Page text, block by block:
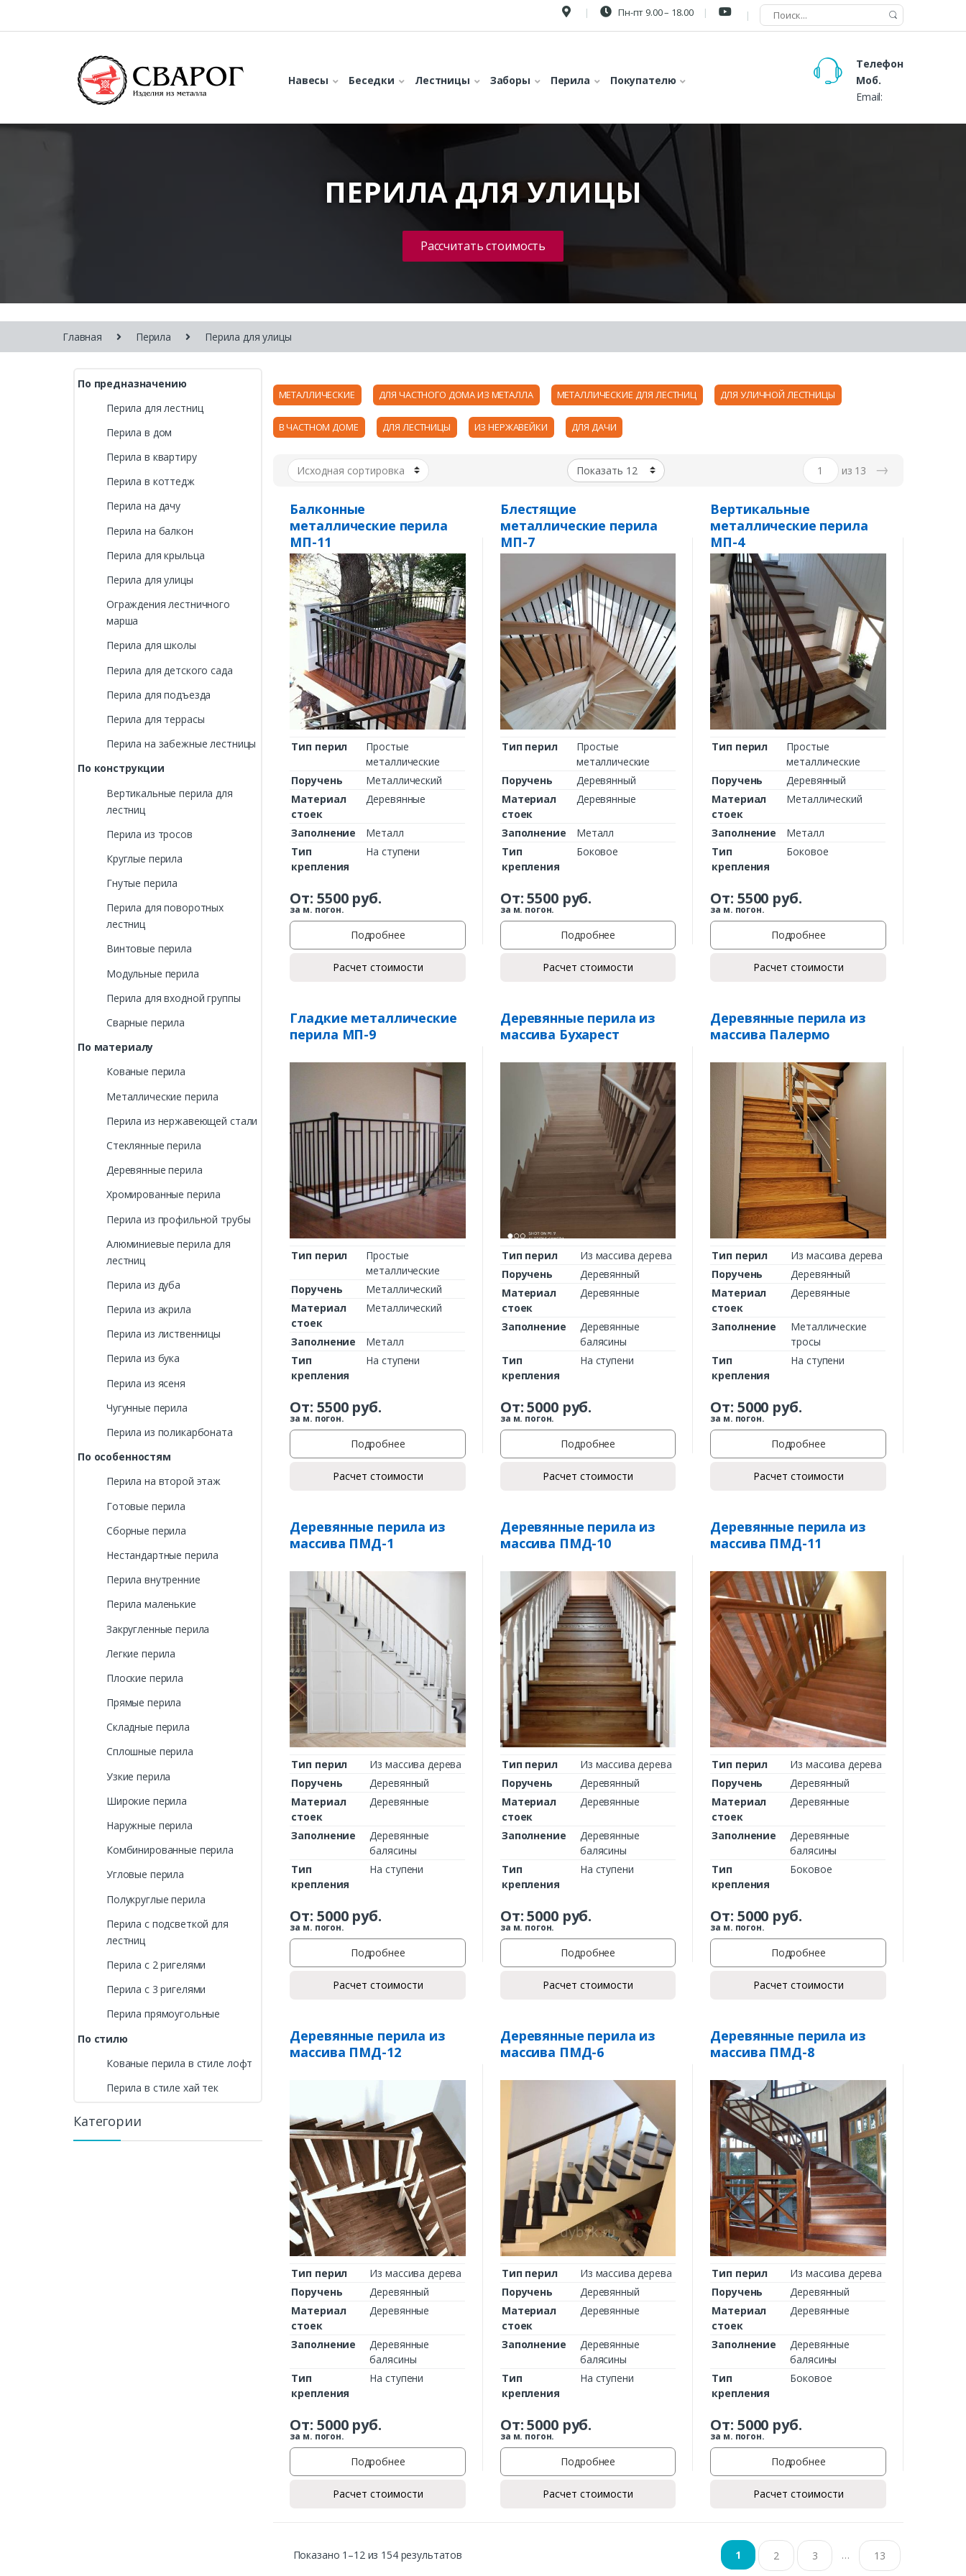
Заказать
Ваше имя*
Ваш телефон*
Комментарий к заказу
Пн-пт 9.00 – 18.00
Навесы Беседки Лестницы Заборы Перила Покупателю
Телефон
Моб.
Email:
ПЕРИЛА ДЛЯ УЛИЦЫ
Рассчитать стоимость
Главная Перила Перила для улицы
МЕТАЛЛИЧЕСКИЕ ДЛЯ ЧАСТНОГО ДОМА ИЗ МЕТАЛЛА МЕТАЛЛИЧЕСКИЕ ДЛЯ ЛЕСТНИЦ ДЛЯ УЛИЧНОЙ ЛЕСТНИЦЫ
В ЧАСТНОМ ДОМЕ ДЛЯ ЛЕСТНИЦЫ ИЗ НЕРЖАВЕЙКИ ДЛЯ ДАЧИ
из 13 →
Балконные
металлические перила
МП-11
Тип перил
Простые
металлические
Поручень
Металлический
Материал
стоек
Деревянные
Заполнение
Металл
Тип
крепления
На ступени
От: 5500руб.
за м. погон.
Подробнее
Расчет стоимости
Блестящие
металлические перила
МП-7
Тип перил
Простые
металлические
Поручень
Деревянный
Материал
стоек
Деревянные
Заполнение
Металл
Тип
крепления
Боковое
От:5500руб.
за м. погон.
Подробнее
Расчет стоимости
Вертикальные
металлические перила
МП-4
Тип перил
Простые
металлические
Поручень
Деревянный
Материал
стоек
Металлический
Заполнение
Металл
Тип
крепления
Боковое
От: 5500 руб.
за м. погон.
Подробнее
Расчет стоимости
Гладкие металлические
перила МП-9
Тип перил
Простые
металлические
Поручень
Металлический
Материал
стоек
Металлический
Заполнение
Металл
Тип
крепления
На ступени
От: 5500руб.
за м. погон.
Подробнее
Расчет стоимости
Деревянные перила из
массива Бухарест
Тип перил
Из массива дерева
Поручень
Деревянный
Материал
стоек
Деревянные
Заполнение
Деревянные
балясины
Тип
крепления
На ступени
От:5000руб.
за м. погон.
Подробнее
Расчет стоимости
Деревянные перила из
массива Палермо
Тип перил
Из массива дерева
Поручень
Деревянный
Материал
стоек
Деревянные
Заполнение
Металлические
тросы
Тип
крепления
На ступени
От: 5000 руб.
за м. погон.
Подробнее
Расчет стоимости
Деревянные перила из
массива ПМД-1
Тип перил
Из массива дерева
Поручень
Деревянный
Материал
стоек
Деревянные
Заполнение
Деревянные
балясины
Тип
крепления
На ступени
От: 5000руб.
за м. погон.
Подробнее
Расчет стоимости
Деревянные перила из
массива ПМД-10
Тип перил
Из массива дерева
Поручень
Деревянный
Материал
стоек
Деревянные
Заполнение
Деревянные
балясины
Тип
крепления
На ступени
От:5000руб.
за м. погон.
Подробнее
Расчет стоимости
Деревянные перила из
массива ПМД-11
Тип перил
Из массива дерева
Поручень
Деревянный
Материал
стоек
Деревянные
Заполнение
Деревянные
балясины
Тип
крепления
Боковое
От: 5000 руб.
за м. погон.
Подробнее
Расчет стоимости
Деревянные перила из
массива ПМД-12
Тип перил
Из массива дерева
Поручень
Деревянный
Материал
стоек
Деревянные
Заполнение
Деревянные
балясины
Тип
крепления
На ступени
От: 5000руб.
за м. погон.
Подробнее
Расчет стоимости
Деревянные перила из
массива ПМД-6
Тип перил
Из массива дерева
Поручень
Деревянный
Материал
стоек
Деревянные
Заполнение
Деревянные
балясины
Тип
крепления
На ступени
От:5000руб.
за м. погон.
Подробнее
Расчет стоимости
Деревянные перила из
массива ПМД-8
Тип перил
Из массива дерева
Поручень
Деревянный
Материал
стоек
Деревянные
Заполнение
Деревянные
балясины
Тип
крепления
Боковое
От: 5000 руб.
за м. погон.
Подробнее
Расчет стоимости
Показано 1–12 из 154 результатов 1 2 3 … 13
По предназначению
Перила для лестниц
Перила в дом
Перила в квартиру
Перила в коттедж
Перила на дачу
Перила на балкон
Перила для крыльца
Перила для улицы
Ограждения лестничного
марша
Перила для школы
Перила для детского сада
Перила для подъезда
Перила для террасы
Перила на забежные лестницы
По конструкции
Вертикальные перила для
лестниц
Перила из тросов
Круглые перила
Гнутые перила
Перила для поворотных
лестниц
Винтовые перила
Модульные перила
Перила для входной группы
Сварные перила
По материалу
Кованые перила
Металлические перила
Перила из нержавеющей стали
Стеклянные перила
Деревянные перила
Хромированные перила
Перила из профильной трубы
Алюминиевые перила для
лестниц
Перила из дуба
Перила из акрила
Перила из лиственницы
Перила из бука
Перила из ясеня
Чугунные перила
Перила из поликарбоната
По особенностям
Перила на второй этаж
Готовые перила
Сборные перила
Нестандартные перила
Перила внутренние
Перила маленькие
Закругленные перила
Легкие перила
Плоские перила
Прямые перила
Складные перила
Сплошные перила
Узкие перила
Широкие перила
Наружные перила
Комбинированные перила
Угловые перила
Полукруглые перила
Перила с подсветкой для
лестниц
Перила с 2 ригелями
Перила с 3 ригелями
Перила прямоугольные
По стилю
Кованые перила в стиле лофт
Перила в стиле хай тек
Категории